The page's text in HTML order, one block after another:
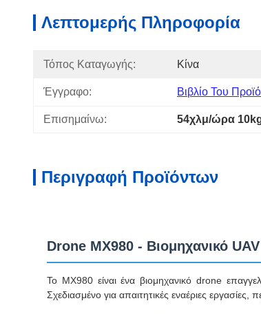
Λεπτομερής Πληροφορία
Τόπος Καταγωγής: Κίνα
Έγγραφο: Βιβλίο Του
Επισημαίνω: 54χλμ/ώρα
Περιγραφή Προϊόντων
Drone MX980 - Βιομηχανικό
Το MX980 είναι ένα βιομηχανικό drone
Σχεδιασμένο για απαιτητικές εναέριες